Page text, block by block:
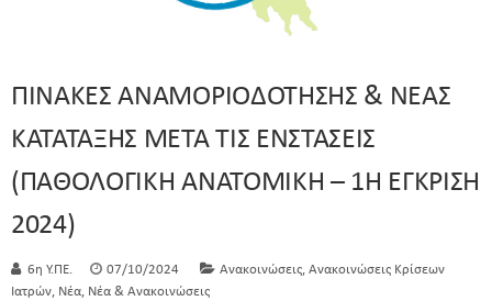
ΠΙΝΑΚΕΣ ΑΝΑΜΟΡΙΟΔΟΤΗΣΗΣ & ΝΕΑΣ
ΚΑΤΑΤΑΞΗΣ ΜΕΤΑ ΤΙΣ ΕΝΣΤΑΣΕΙΣ
(ΠΑΘΟΛΟΓΙΚΗ ΑΝΑΤΟΜΙΚΗ – 1Η ΕΓΚΡΙΣΗ
2024)
6η Υ.ΠΕ. 07/10/2024 Ανακοινώσεις, Ανακοινώσεις Κρίσεων
Ιατρών, Νέα, Νέα & Ανακοινώσεις